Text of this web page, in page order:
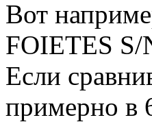
Вот
FOIETES
Если
примерно в